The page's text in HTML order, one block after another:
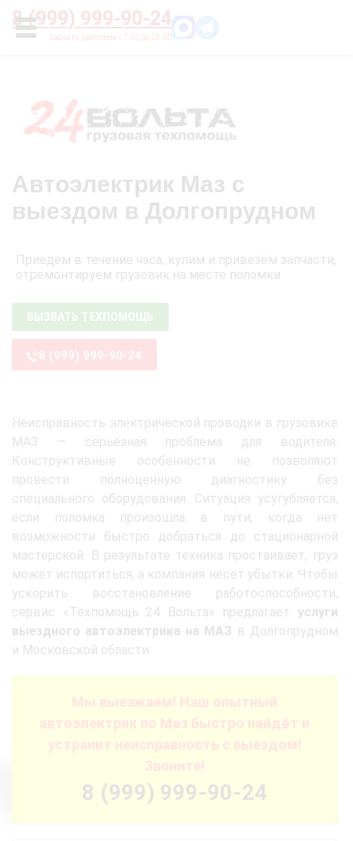
8 (999) 999-90-24
УСЛУГИ
Главная О нас Цены
Автоэлектрик Маз с
выездом в Долгопрудном
Приедем в течение часа, купим и привезём запчасти,
отремонтируем грузовик на месте поломки
ВЫЗВАТЬ ТЕХПОМОЩЬ
8 (999) 999-90-24
Неисправность электрической проводки в грузовике
МАЗ — серьёзная проблема для водителя.
Конструктивные особенности не позволяют
провести полноценную диагностику без
специального оборудования. Ситуация усугубляется,
если поломка произошла в пути, когда нет
возможности быстро добраться до стационарной
мастерской. В результате техника простаивает, груз
может испортиться, а компания несёт убытки. Чтобы
ускорить восстановление работоспособности,
сервис «Техпомощь 24 Вольта» предлагает услуги
выездного автоэлектрика на МАЗ в Долгопрудном
и Московской области.
Мы выезжаем! Наш опытный
автоэлектрик по Маз быстро найдёт и
устранит неисправность с выездом!
Звоните!
8 (999) 999-90-24